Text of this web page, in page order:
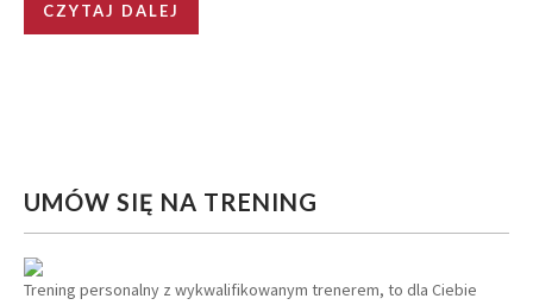
CZYTAJ DALEJ
UMÓW SIĘ NA TRENING
Trening personalny z wykwalifikowanym trenerem, to dla Ciebie